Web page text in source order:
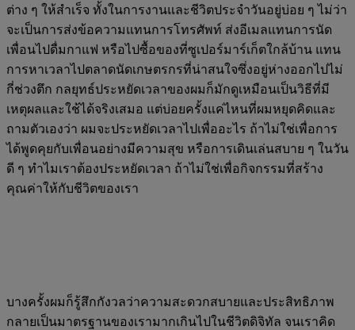
ต่าง ๆ ให้สำเร็จ ทั้งในการงานและชีวิตประจำวันอยู่บ่อย ๆ ไม่ว่า
จะเป็นการส่งข้อความแทนการโทรศัพท์ ส่งอีเมลแทนการนัด
เพื่อนไปดื่มกาแฟ หรือไปซื้อของที่ซูเปอร์มาร์เก็ตใกล้บ้าน แทน
การหาเวลาไปตลาดนัดเกษตรกรที่น่าสนใจซึ่งอยู่ห่างออกไปไม่
กี่ช่วงตึก กลยุทธ์ประหยัดเวลาของผมก็มักดูเหมือนเป็นวิธีที่มี
เหตุผลและใช้ได้จริงเสมอ แต่บ่อยครั้งแค่ไหนที่ผมหยุดคิดและ
ถามตัวเองว่า ผมจะประหยัดเวลาไปเพื่ออะไร ถ้าไม่ใช่เพื่อการ
ได้พูดคุยกับเพื่อนอย่างมีความสุข หรือการเดินเล่นสบาย ๆ ในวัน
ดี ๆ ทำไมเราต้องประหยัดเวลา ถ้าไม่ใช่เพื่อกิจกรรมที่สร้าง
คุณค่าให้กับชีวิตของเรา
บางครั้งผมก็รู้สึกกังวลว่าความสะดวกสบายและประสิทธิภาพ
กลายเป็นมาตรฐานของเรามากเกินไปในชีวิตดิจิทัล จนเราคิด